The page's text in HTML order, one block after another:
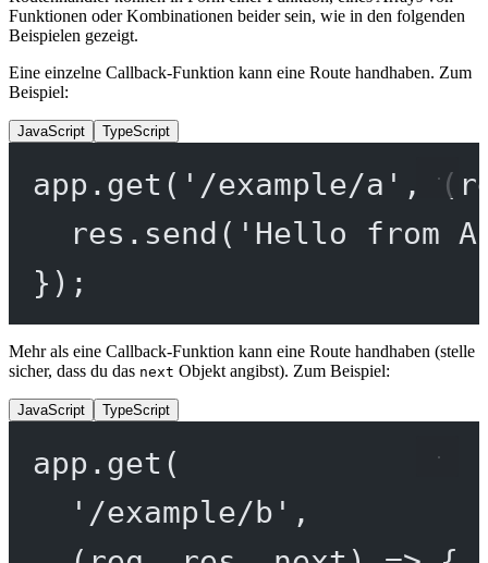
Funktionen oder Kombinationen beider sein, wie in den folgenden
Beispielen gezeigt.
Eine einzelne Callback-Funktion kann eine Route handhaben. Zum
Beispiel:
JavaScript TypeScript
app. get ( '/example/a' , (
res. send ( 'Hello from
});
Mehr als eine Callback-Funktion kann eine Route handhaben (stelle
sicher, dass du das next Objekt angibst). Zum Beispiel:
JavaScript TypeScript
app. get (
'/example/b' ,